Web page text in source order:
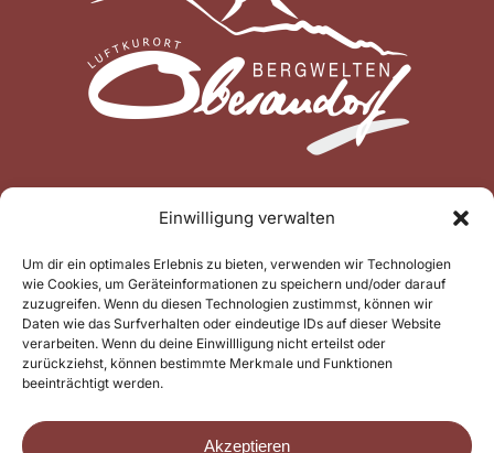
Einwilligung verwalten
Um dir ein optimales Erlebnis zu bieten, verwenden wir Technologien
wie Cookies, um Geräteinformationen zu speichern und/oder darauf
zuzugreifen. Wenn du diesen Technologien zustimmst, können wir
Daten wie das Surfverhalten oder eindeutige IDs auf dieser Website
verarbeiten. Wenn du deine Einwillligung nicht erteilst oder
zurückziehst, können bestimmte Merkmale und Funktionen
beeinträchtigt werden.
Akzeptieren